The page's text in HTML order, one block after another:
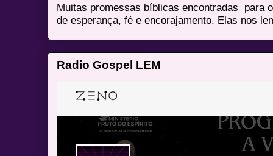
Muitas promessas bíblicas encontradas para
de esperança, fé e encorajamento. Elas nos
Radio Gospel LEM